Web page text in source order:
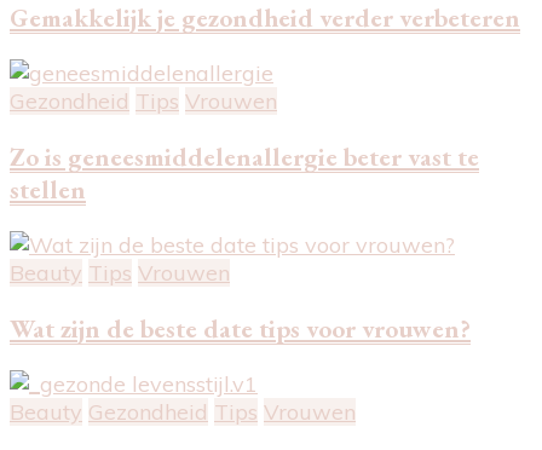
Gemakkelijk je gezondheid verder verbeteren
Gezondheid Tips Vrouwen
Zo is geneesmiddelenallergie beter vast te
stellen
Beauty Tips Vrouwen
Wat zijn de beste date tips voor vrouwen?
Beauty Gezondheid Tips Vrouwen